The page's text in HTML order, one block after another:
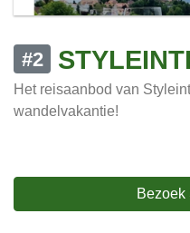
#2
Het reisaanbod van
wandelvakantie!
Bezoek